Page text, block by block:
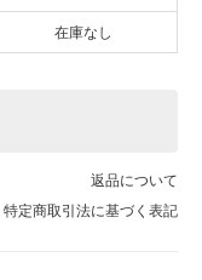
在庫なし
返品について
特定商取引法に基づく表記